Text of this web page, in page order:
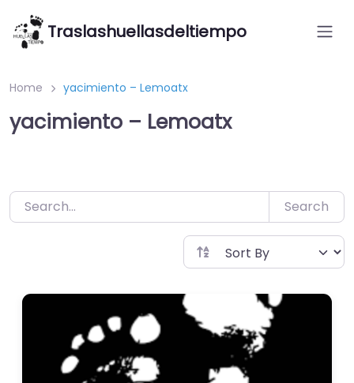
Saltar
contenido
Traslashuellasdeltiempo
Home yacimiento – Lemoatx
yacimiento – Lemoatx
Search